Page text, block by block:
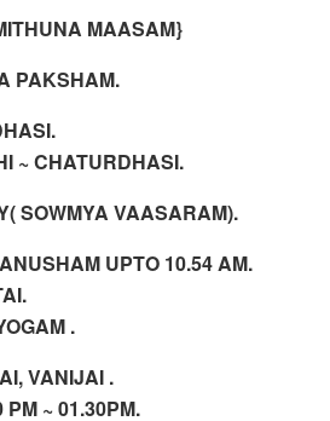
MAASAM}
PAKSHAM.
~ CHATURDHASI.
SOWMYA VAASARAM).
UPTO 10.54 AM.
.
VANIJAI .
~ 01.30PM.